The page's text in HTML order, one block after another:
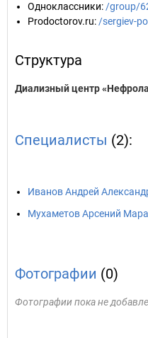
Одноклассники: /group/
Prodoctorov.ru: /sergiev-
Структура
Диализный центр
Специалисты (2):
Иванов Андрей
Мухаметов Арсений
Фотографии (0)
Фотографии пока не